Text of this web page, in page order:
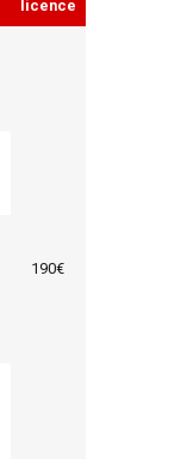
licence
190€